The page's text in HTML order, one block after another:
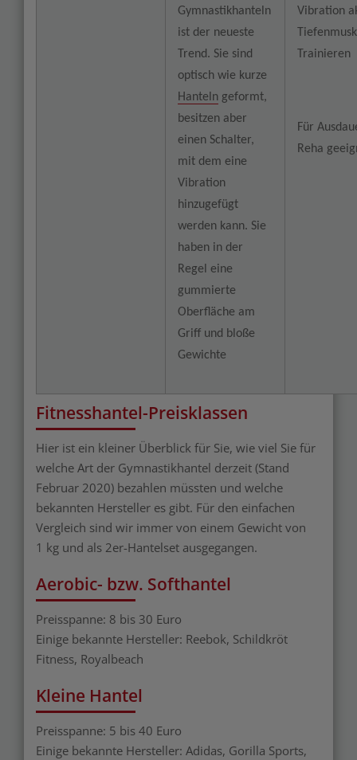
Gymnastikhanteln
ist der neueste
Trend. Sie sind
optisch wie kurze
Hanteln geformt,
besitzen aber
einen Schalter,
mit dem eine
Vibration
hinzugefügt
werden kann. Sie
haben in der
Regel eine
gummierte
Oberfläche am
Griff und bloße
Gewichte
Vibration
Trainieren
Für
Reha
Fitnesshantel-Preisklassen
Hier ist ein kleiner Überblick für Sie, wie viel Sie für
welche Art der Gymnastikhantel derzeit (Stand
Februar 2020) bezahlen müssten und welche
bekannten Hersteller es gibt. Für den einfachen
Vergleich sind wir immer von einem Gewicht von
1 kg und als 2er-Hantelset ausgegangen.
Aerobic- bzw. Softhantel
Preisspanne: 8 bis 30 Euro
Einige bekannte Hersteller: Reebok, Schildkröt
Fitness, Royalbeach
Kleine Hantel
Preisspanne: 5 bis 40 Euro
Einige bekannte Hersteller: Adidas, Gorilla Sports,